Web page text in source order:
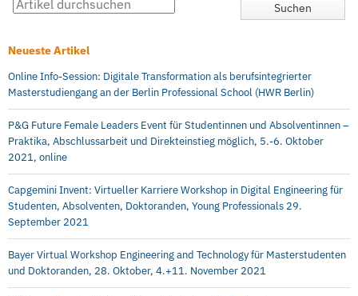
Neueste Artikel
Online Info-Session: Digitale Transformation als berufsintegrierter
Masterstudiengang an der Berlin Professional School (HWR Berlin)
P&G Future Female Leaders Event für Studentinnen und Absolventinnen –
Praktika, Abschlussarbeit und Direkteinstieg möglich, 5.-6. Oktober
2021, online
Capgemini Invent: Virtueller Karriere Workshop in Digital Engineering für
Studenten, Absolventen, Doktoranden, Young Professionals 29.
September 2021
Bayer Virtual Workshop Engineering and Technology für Masterstudenten
und Doktoranden, 28. Oktober, 4.+11. November 2021